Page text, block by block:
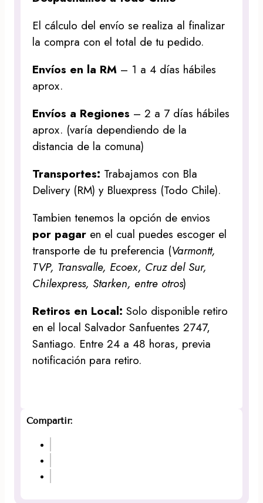
El cálculo del envío se realiza al finalizar
la compra con el total de tu pedido.
Envíos en la RM – 1 a 4 días hábiles
aprox.
Envíos a Regiones – 2 a 7 días hábiles
aprox. (varía dependiendo de la
distancia de la comuna)
Transportes: Trabajamos con Bla
Delivery (RM) y Bluexpress (Todo Chile).
Tambien tenemos la opción de envios
por pagar en el cual puedes escoger el
transporte de tu preferencia (Varmontt,
TVP, Transvalle, Ecoex, Cruz del Sur,
Chilexpress, Starken, entre otros)
Retiros en Local:Solo disponible retiro
en el local Salvador Sanfuentes 2747,
Santiago. Entre 24 a 48 horas, previa
notificación para retiro.
Compartir: